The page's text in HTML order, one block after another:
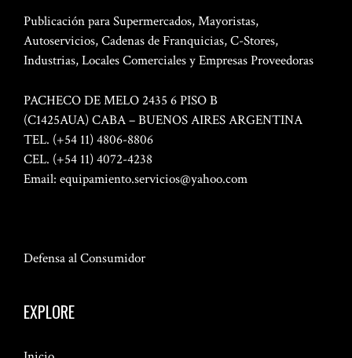
Publicación para Supermercados, Mayoristas,
Autoservicios, Cadenas de Franquicias, C-Stores,
Industrias, Locales Comerciales y Empresas Proveedoras
PACHECO DE MELO 2435 6 PISO B
(C1425AUA) CABA – BUENOS AIRES ARGENTINA
TEL. (+54 11) 4806-8806
CEL. (+54 11) 4072-4238
Email: equipamiento.servicios@yahoo.com
Defensa al Consumidor
EXPLORE